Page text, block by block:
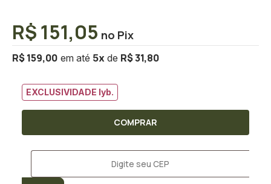
R$ 159,00 5x R$ 31,80
R$ 151,05
EXCLUSIVIDADE lyb.
COMPRAR